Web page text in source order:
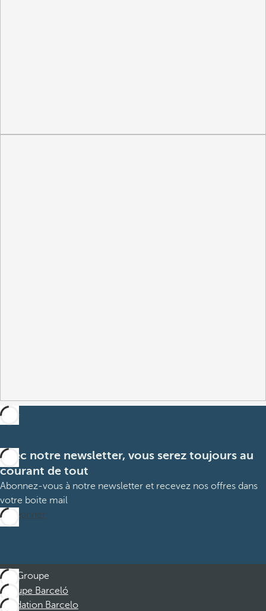
Avec notre newsletter, vous serez toujours au
courant de tout
Abonnez-vous à notre newsletter et recevez nos offres dans
votre boite mail
M’abonner
Groupe
Groupe Barceló
Fondation Barcelo